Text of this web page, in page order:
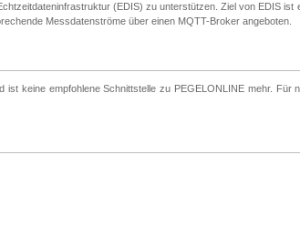
(EDIS) zu unterstützen. Ziel von EDIS ist
Messdatenströme über einen MQTT-Broker angeboten.
ist keine empfohlene Schnittstelle zu PEGELONLINE mehr. Für